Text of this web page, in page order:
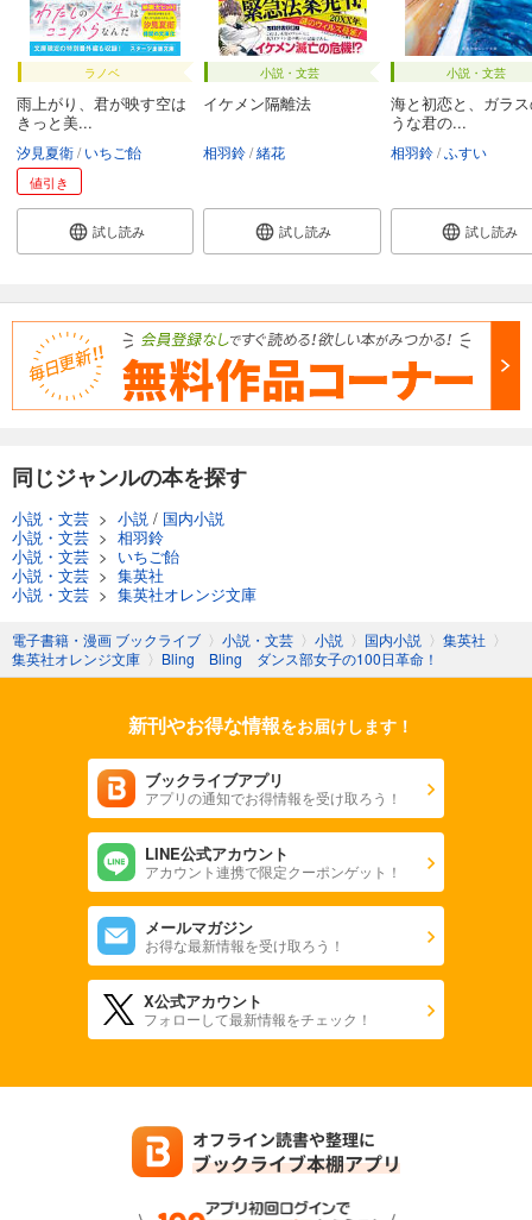
ラノベ
雨上がり、君が映す空は
きっと美...
汐見夏衛 いちご飴
値引き
試し読み
小説・文芸
イケメン隔離法
相羽鈴 緒花
試し読み
小説・文芸
海と初恋と、ガラ
うな君の...
相羽鈴 ふすい
試し読み
同じジャンルの本を探す
小説・文芸 > 小説 / 国内小説
小説・文芸 > 相羽鈴
小説・文芸 > いちご飴
小説・文芸 > 集英社
小説・文芸 > 集英社オレンジ文庫
電子書籍・漫画 ブックライブ 〉 小説・文芸 〉 小説 〉 国内小説 〉 集英社 〉
集英社オレンジ文庫 〉 Bling Bling ダンス部女子の100日革命！
新刊やお得な情報をお届けします！
ブックライブアプリ
アプリの通知でお得情報を受け取ろう！
LINE公式アカウント
アカウント連携で限定クーポンゲット！
メールマガジン
お得な最新情報を受け取ろう！
X公式アカウント
フォローして最新情報をチェック！